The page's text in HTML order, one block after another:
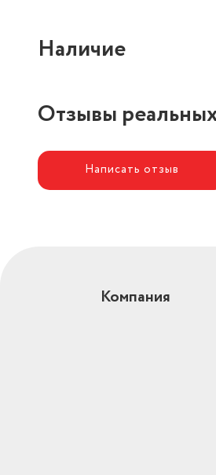
Наличие
Отзывы
Написать отзыв
Компания